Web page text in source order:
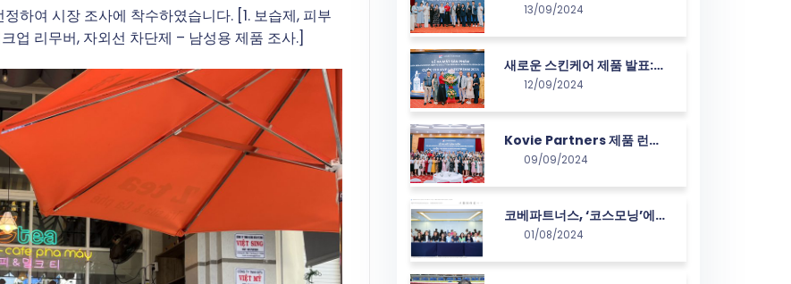
하여 시장 조사에 착수하였습니다. [1. 보습제, 피부
업 리무버, 자외선 차단제 – 남성용 제품 조사.]
2024: “재능과 열정을 연결
하는 이벤트”
13/09/2024
새로운 스킨케어 제품 발표:
Kovie Partners, 베트남 피
부를 위한 한국 솔루션 제공
12/09/2024
Kovie Partners 제품 런칭
행사에 귀빈들 총출동
09/09/2024
코베파트너스, ‘코스모닝’에
공식 등장하며 화장품 시장에
서 새로운 도약
01/08/2024